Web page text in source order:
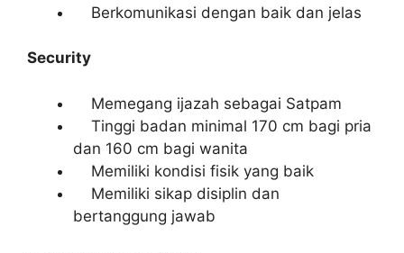
Berkomunikasi dengan baik dan jelas
Security
Memegang ijazah sebagai Satpam
Tinggi badan minimal 170 cm bagi pria
dan 160 cm bagi wanita
Memiliki kondisi fisik yang baik
Memiliki sikap disiplin dan
bertanggung jawab